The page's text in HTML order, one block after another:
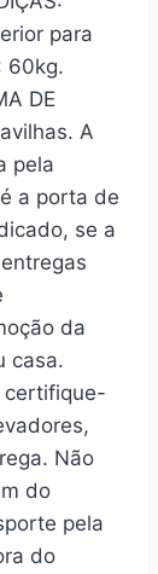
para
60kg.
DE
A
pela
a porta de
se a
da
casa.
certifique-
Não
do
pela
do